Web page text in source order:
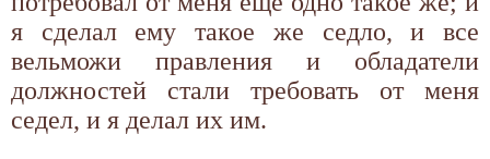
я сделал ему такое же седло, и все
вельможи правления и обладатели
должностей стали требовать от меня
седел, и я делал их им.